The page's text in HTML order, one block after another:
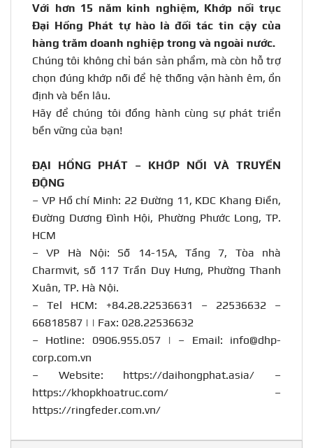
Với hơn 15 năm kinh nghiệm, Khớp nối trục
Đại Hồng Phát tự hào là đối tác tin cậy của
hàng trăm doanh nghiệp trong và ngoài nước.
Chúng tôi không chỉ bán sản phẩm, mà còn hỗ trợ
chọn đúng khớp nối để hệ thống vận hành êm, ổn
định và bền lâu.
Hãy để chúng tôi đồng hành cùng sự phát triển
bền vững của bạn!
ĐẠI HỒNG PHÁT – KHỚP NỐI VÀ TRUYỀN
ĐỘNG
– VP Hồ chí Minh: 22 Đường 11, KDC Khang Điền,
Đường Dương Đình Hội, Phường Phước Long, TP.
HCM
– VP Hà Nội: Số 14-15A, Tầng 7, Tòa nhà
Charmvit, số 117 Trần Duy Hưng, Phường Thanh
Xuân, TP. Hà Nội.
– Tel HCM: +84.28.22536631 – 22536632 –
66818587 | | Fax: 028.22536632
– Hotline: 0906.955.057| – Email: info@dhp-
corp.com.vn
– Website: https://daihongphat.asia/ –
https://khopkhoatruc.com/ –
https://ringfeder.com.vn/